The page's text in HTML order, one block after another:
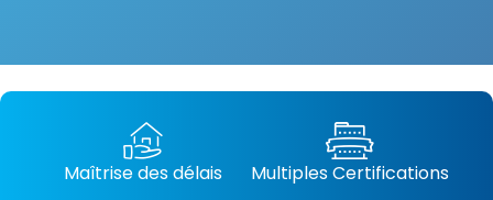
Maîtrise des délais Multiples Certifications